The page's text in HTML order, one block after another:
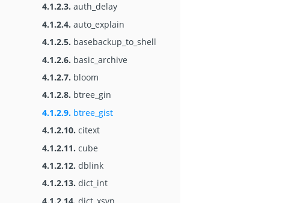
4.1.2.3. auth_delay
4.1.2.4. auto_explain
4.1.2.5. basebackup_to_shell
4.1.2.6. basic_archive
4.1.2.7. bloom
4.1.2.8. btree_gin
4.1.2.9. btree_gist
4.1.2.10. citext
4.1.2.11. cube
4.1.2.12. dblink
4.1.2.13. dict_int